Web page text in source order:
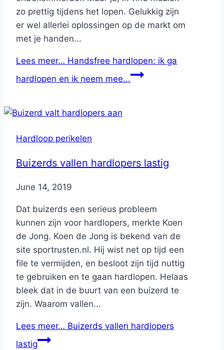
zo prettig tijdens het lopen. Gelukkig zijn
er wel allerlei oplossingen op de markt om
met je handen...
Lees meer… Handsfree hardlopen: ik ga
hardlopen en ik neem mee...
Hardloop perikelen
Buizerds vallen hardlopers lastig
ByNicole
June 14, 2019
Dat buizerds een serieus probleem
kunnen zijn voor hardlopers, merkte Koen
de Jong. Koen de Jong is bekend van de
site sportrusten.nl. Hij wist net op tijd een
file te vermijden, en besloot zijn tijd nuttig
te gebruiken en te gaan hardlopen. Helaas
bleek dat in de buurt van een buizerd te
zijn. Waarom vallen...
Lees meer… Buizerds vallen hardlopers
lastig